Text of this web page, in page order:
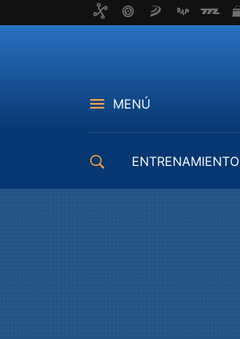
MENÚ
ENTRENAMIENTO